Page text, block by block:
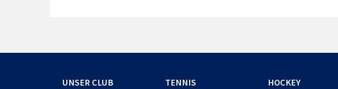
UNSER CLUB TENNIS HOCKEY